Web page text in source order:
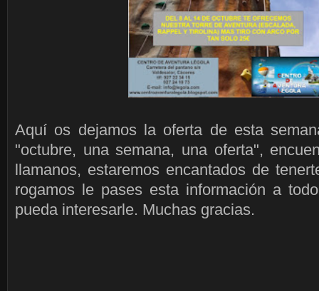
Aquí os dejamos la oferta de esta
"octubre, una semana, una oferta",
llamanos, estaremos encantados de
rogamos le pases esta información a
pueda interesarle. Muchas gracias.